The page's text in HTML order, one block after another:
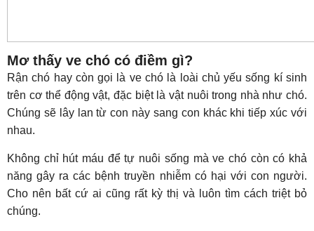
Mơ thấy ve chó có điềm gì?
Rận chó hay còn gọi là ve chó là loài chủ yếu sống kí sinh
trên cơ thể động vật, đặc biệt là vật nuôi trong nhà như chó.
Chúng sẽ lây lan từ con này sang con khác khi tiếp xúc với
nhau.
Không chỉ hút máu để tự nuôi sống mà ve chó còn có khả
năng gây ra các bệnh truyền nhiễm có hại với con người.
Cho nên bất cứ ai cũng rất kỳ thị và luôn tìm cách triệt bỏ
chúng.